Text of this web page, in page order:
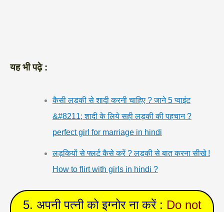
यह भी पढ़े :
कैसी लड़की से शादी करनी चाहिए ? जाने 5 प्वाइंट
&#8211; शादी के लिये सही लड़की की पहचान ?
perfect girl for marriage in hindi
लड़कियों से फ्लर्ट कैसे करें ? लड़की से बात करना सीखे !
How to flirt with girls in hindi ?
5. अपनी पत्नी को इग्नोर ना करें : Do not